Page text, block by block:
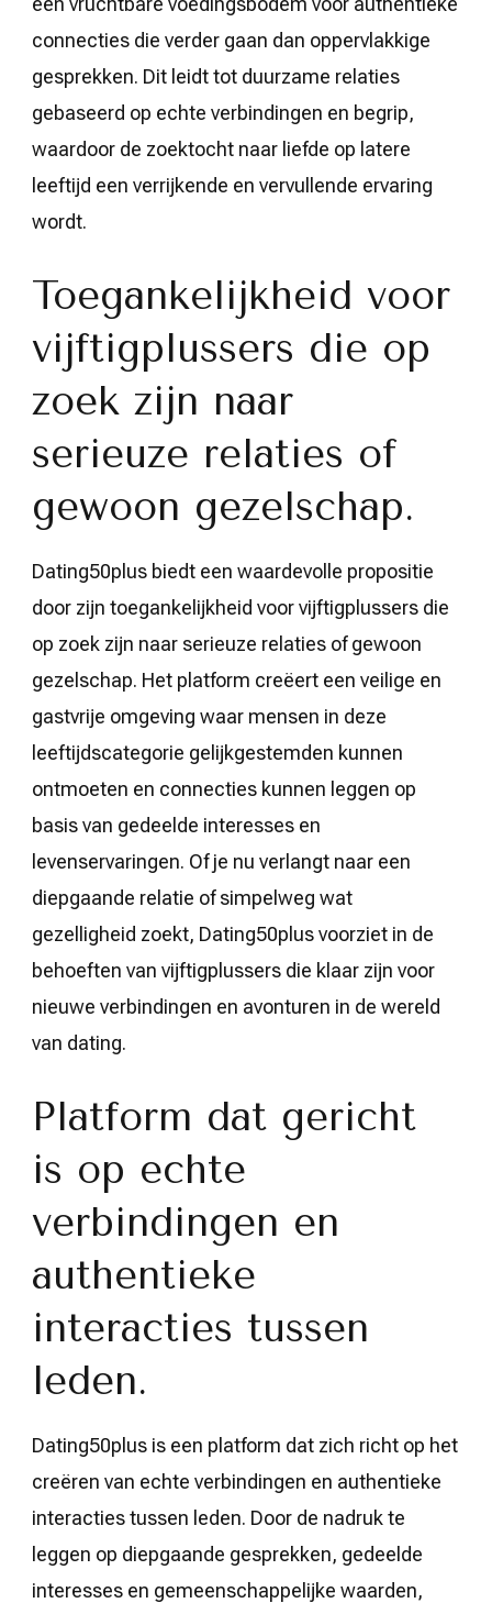
connecties die verder gaan dan oppervlakkige
gesprekken. Dit leidt tot duurzame relaties
gebaseerd op echte verbindingen en begrip,
waardoor de zoektocht naar liefde op latere
leeftijd een verrijkende en vervullende ervaring
wordt.
Toegankelijkheid voor
vijftigplussers die op
zoek zijn naar
serieuze relaties of
gewoon gezelschap.
Dating50plus biedt een waardevolle propositie
door zijn toegankelijkheid voor vijftigplussers die
op zoek zijn naar serieuze relaties of gewoon
gezelschap. Het platform creëert een veilige en
gastvrije omgeving waar mensen in deze
leeftijdscategorie gelijkgestemden kunnen
ontmoeten en connecties kunnen leggen op
basis van gedeelde interesses en
levenservaringen. Of je nu verlangt naar een
diepgaande relatie of simpelweg wat
gezelligheid zoekt, Dating50plus voorziet in de
behoeften van vijftigplussers die klaar zijn voor
nieuwe verbindingen en avonturen in de wereld
van dating.
Platform dat gericht
is op echte
verbindingen en
authentieke
interacties tussen
leden.
Dating50plus is een platform dat zich richt op het
creëren van echte verbindingen en authentieke
interacties tussen leden. Door de nadruk te
leggen op diepgaande gesprekken, gedeelde
interesses en gemeenschappelijke waarden,